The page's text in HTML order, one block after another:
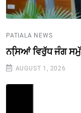
PATIALA NEWS
ਨਸਿ਼ਆਂ ਵਿਰੁੱਧ ਜੰਗ ਸਮੁੱਚੇ
AUGUST 1, 2026